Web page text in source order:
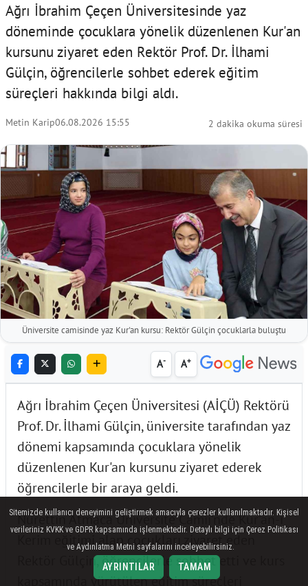
Ağrı İbrahim Çeçen Üniversitesinde yaz
döneminde çocuklara yönelik düzenlenen Kur'an
kursunu ziyaret eden Rektör Prof. Dr. İlhami
Gülçin, öğrencilerle sohbet ederek eğitim
süreçleri hakkında bilgi aldı.
Metin Karip06.08.2026 15:55 2 dakika okuma süresi
Üniversite camisinde yaz Kur'an kursu: Rektör Gülçin çocuklarla buluştu
A- A+
Ağrı İbrahim Çeçen Üniversitesi (AİÇÜ) Rektörü
Prof. Dr. İlhami Gülçin, üniversite tarafından yaz
dönemi kapsamında çocuklara yönelik
düzenlenen Kur'an kursunu ziyaret ederek
öğrencilerle bir araya geldi.
Nurettin Atmaca Üniversite Camii'nde Kur'an-ı
Kerim eğitimi alan çocukları ziyaret eden
Rektör Gülçin, öğrencilerle sohbet etti ve kurs
kapsamında yürütülen eğitim süreçleri
Sitemizde kullanıcı deneyimini geliştirmek amacıyla çerezler kullanılmaktadır. Kişisel
verileriniz KVKK ve GDPR kapsamında işlenmektedir. Detaylı bilgi için Çerez Politikası
ve Aydınlatma Metni sayfalarını inceleyebilirsiniz.
AYRINTILAR TAMAM